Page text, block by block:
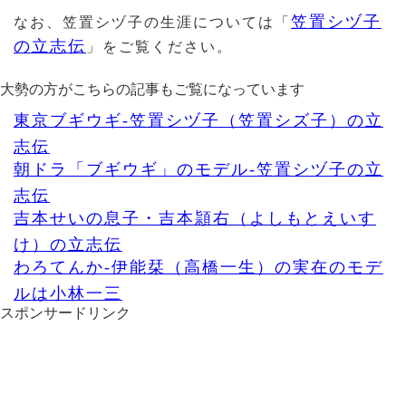
なお、笠置シヅ子の生涯については「 笠置シヅ子
の立志伝 」をご覧ください。
大勢の方がこちらの記事もご覧になっています
東京ブギウギ-笠置シヅ子（笠置シズ子）の立
志伝
朝ドラ「ブギウギ」のモデル-笠置シヅ子の立
志伝
吉本せいの息子・吉本頴右（よしもとえいす
け）の立志伝
わろてんか-伊能栞（高橋一生）の実在のモデ
ルは小林一三
スポンサードリンク